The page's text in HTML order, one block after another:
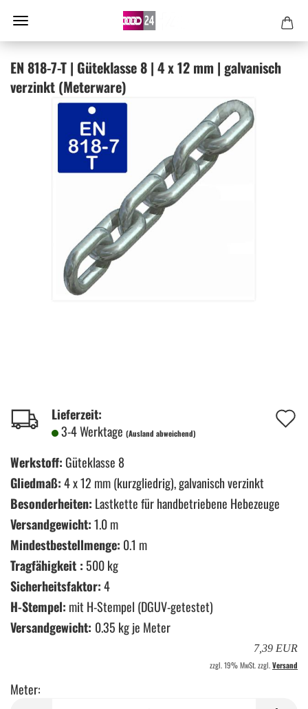
EN 818-​7-T | Gü­te­klas­se 8 | 4 x 12 mm | gal­va­nisch
ver­zinkt (Me­ter­wa­re)
Lieferzeit:
3-4 Werktage (Ausland abweichend)
Werkstoff:Güteklasse 8
Gliedmaß:4 x 12 mm (kurzgliedrig), galvanisch verzinkt
Besonderheiten: Lastkette für handbetriebene Hebezeuge
Versandgewicht:1.0 m
Mindestbestellmenge: 0.1 m
Tragfähigkeit :500 kg
Sicherheitsfaktor:4
H-Stempel: mit H-Stempel (DGUV-getestet)
Versandgewicht: 0.35 kg je Meter
7,39 EUR
zzgl. 19% MwSt. zzgl.Versand
Meter: